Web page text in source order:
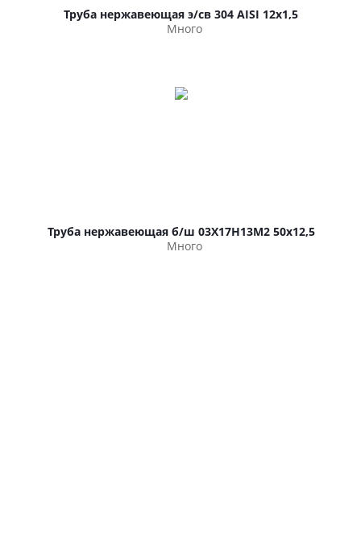
Труба нержавеющая э/св 304 AISI 12х1,5
Много
Труба нержавеющая б/ш 03Х17Н13М2 50х12,5
Много